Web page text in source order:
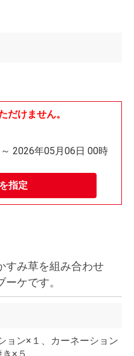
指定
だけません。
2026年05月06日 00時
すみ草を組み合わせ
ケです。
ョン×１、カーネーション